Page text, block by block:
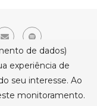
direitos reservados.
de dados)
experiência de
seu interesse. Ao
monitoramento.